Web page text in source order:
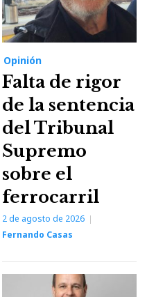
Opinión
Falta de rigor
de la sentencia
del Tribunal
Supremo
sobre el
ferrocarril
2 de agosto de 2026
Fernando Casas